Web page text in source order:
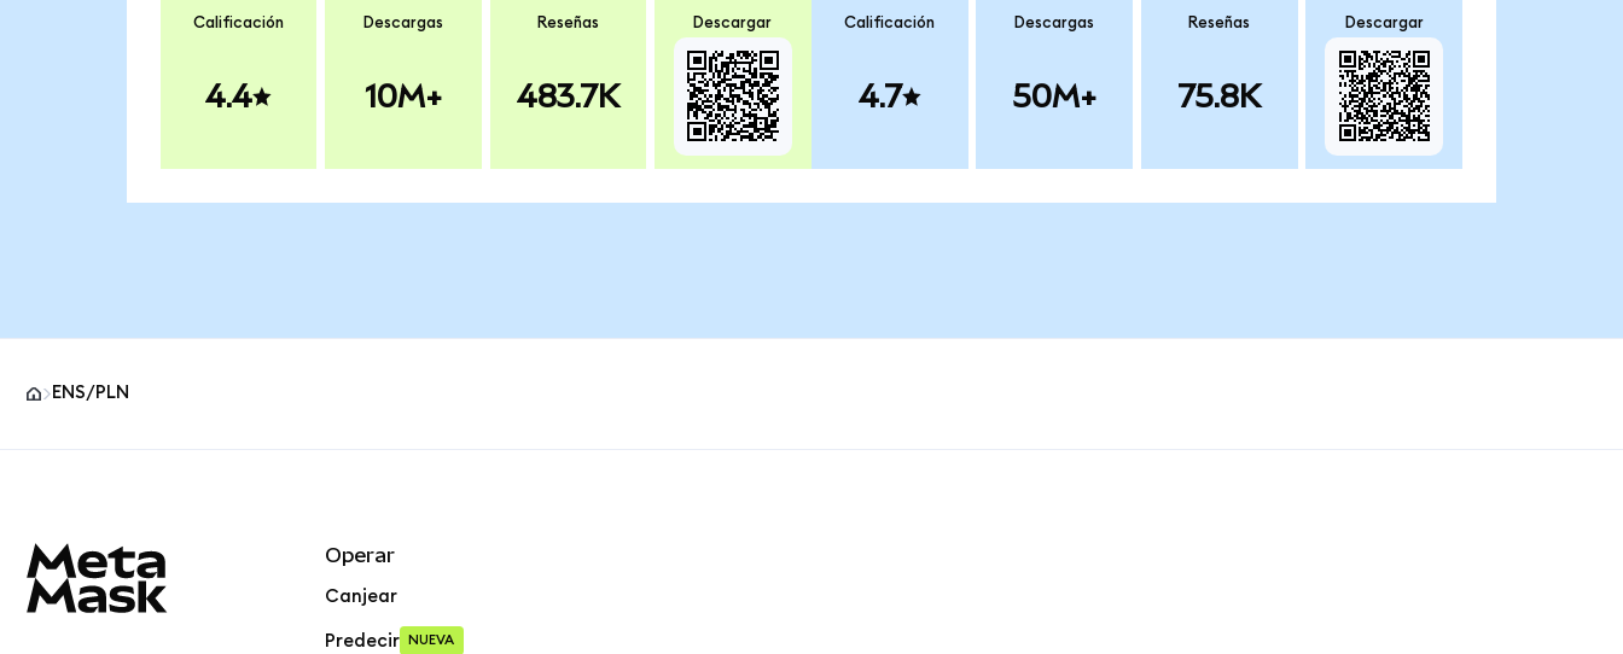
Calificación
4.4
Descargas
10M+
Reseñas
483.7K
Descargar Calificación
4.7
Descargas
50M+
Reseñas
75.8K
Descargar
ENS/PLN
Operar
Canjear
Predecir NUEVA